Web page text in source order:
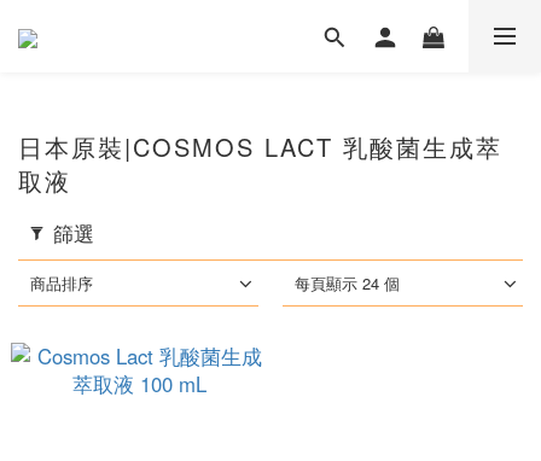
日本原裝|COSMOS LACT 乳酸菌生成萃
取液
篩選
商品排序 每頁顯示 24 個